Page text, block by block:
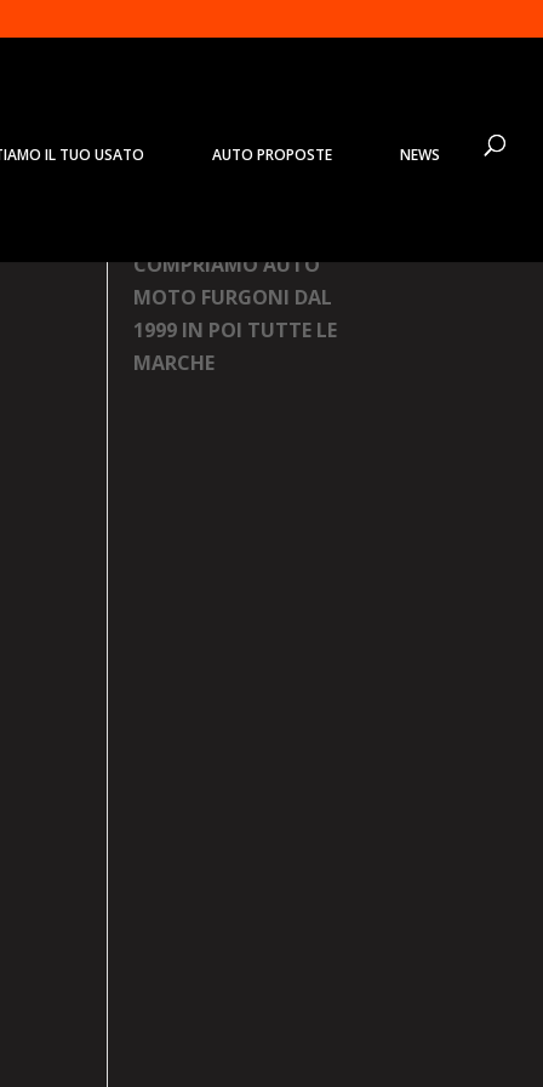
IL TUO USATO AUTO PROPOSTE NEWS
COMPRIAMO AUTO
MOTO FURGONI DAL
1999 IN POI TUTTE LE
MARCHE